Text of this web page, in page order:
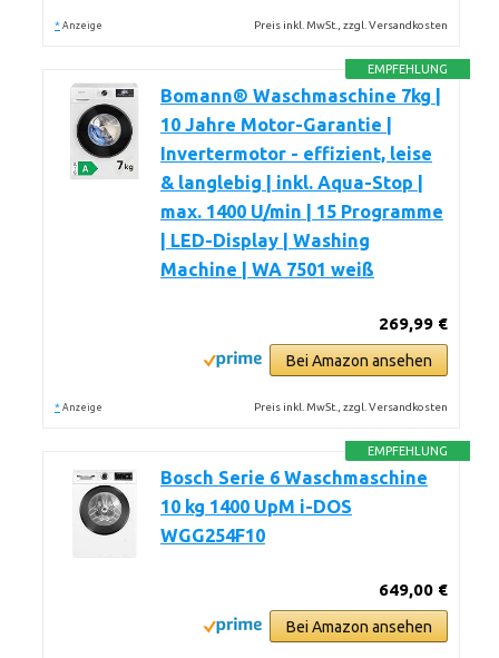
* Anzeige Preis inkl. MwSt., zzgl. Versandkosten
EMPFEHLUNG
Bomann® Waschmaschine 7kg |
10 Jahre Motor-Garantie |
Invertermotor - effizient, leise
& langlebig | inkl. Aqua-Stop |
max. 1400 U/min | 15 Programme
| LED-Display | Washing
Machine | WA 7501 weiß
269,99 €
Bei Amazon ansehen
* Anzeige Preis inkl. MwSt., zzgl. Versandkosten
EMPFEHLUNG
Bosch Serie 6 Waschmaschine
10 kg 1400 UpM i-DOS
WGG254F10
649,00 €
Bei Amazon ansehen